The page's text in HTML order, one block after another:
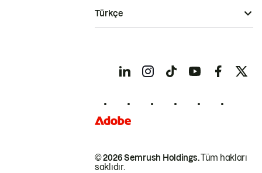
© 2026 Semrush Holdings.Tüm hakları
saklıdır.
Türkçe